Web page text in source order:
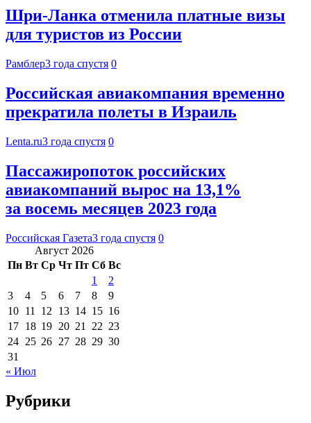
Шри-Ланка отменила платные визы
для туристов из России
Рамблер3 года спустя 0
Российская авиакомпания временно
прекратила полеты в Израиль
Lenta.ru3 года спустя 0
Пассажиропоток российских
авиакомпаний вырос на 13,1%
за восемь месяцев 2023 года
Российская Газета3 года спустя 0
Август 2026
Пн Вт Ср Чт Пт Сб Вс
1
2
3
4 5 6 7 8
9
10 11 12 13 14 15 16
17 18 19 20 21 22 23
24 25 26 27 28 29 30
31
« Июл
Рубрики